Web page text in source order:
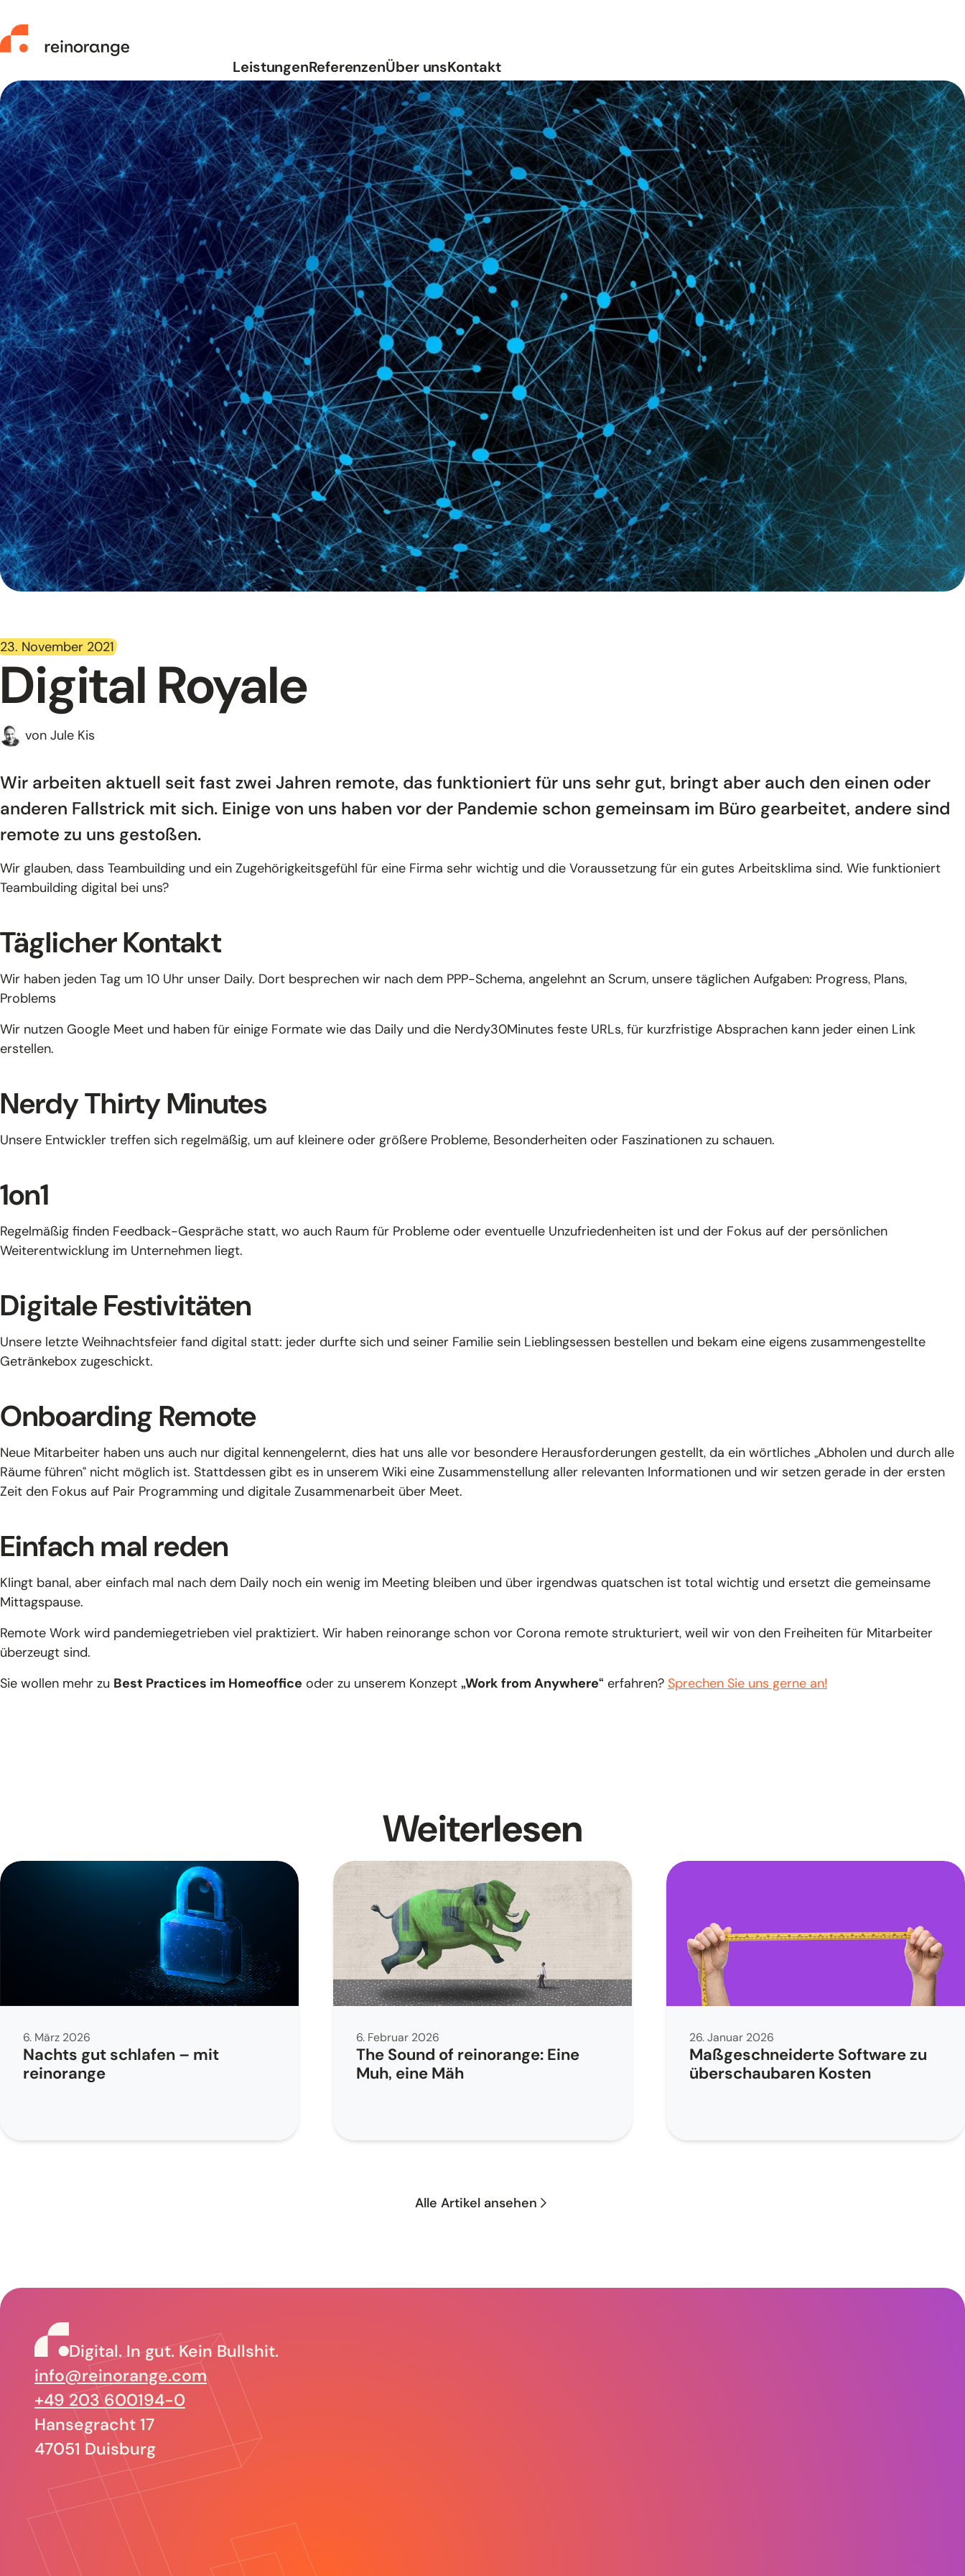
LeistungenReferenzenÜber unsKontakt
Leistungen
Referenzen
Über uns
Kontakt
23. November 2021
Digital Royale
von Jule Kis
Wir arbeiten aktuell seit fast zwei Jahren remote, das funktioniert für uns sehr gut, bringt aber auch den einen oder
anderen Fallstrick mit sich. Einige von uns haben vor der Pandemie schon gemeinsam im Büro gearbeitet, andere sind
remote zu uns gestoßen.
Wir glauben, dass Teambuilding und ein Zugehörigkeitsgefühl für eine Firma sehr wichtig und die Voraussetzung für ein gutes Arbeitsklima sind. Wie funktioniert
Teambuilding digital bei uns?
Täglicher Kontakt
Wir haben jeden Tag um 10 Uhr unser Daily. Dort besprechen wir nach dem PPP-Schema, angelehnt an Scrum, unsere täglichen Aufgaben: Progress, Plans,
Problems
Wir nutzen Google Meet und haben für einige Formate wie das Daily und die Nerdy30Minutes feste URLs, für kurzfristige Absprachen kann jeder einen Link
erstellen.
Nerdy Thirty Minutes
Unsere Entwickler treffen sich regelmäßig, um auf kleinere oder größere Probleme, Besonderheiten oder Faszinationen zu schauen.
1on1
Regelmäßig finden Feedback-Gespräche statt, wo auch Raum für Probleme oder eventuelle Unzufriedenheiten ist und der Fokus auf der persönlichen
Weiterentwicklung im Unternehmen liegt.
Digitale Festivitäten
Unsere letzte Weihnachtsfeier fand digital statt: jeder durfte sich und seiner Familie sein Lieblingsessen bestellen und bekam eine eigens zusammengestellte
Getränkebox zugeschickt.
Onboarding Remote
Neue Mitarbeiter haben uns auch nur digital kennengelernt, dies hat uns alle vor besondere Herausforderungen gestellt, da ein wörtliches „Abholen und durch alle
Räume führen“ nicht möglich ist. Stattdessen gibt es in unserem Wiki eine Zusammenstellung aller relevanten Informationen und wir setzen gerade in der ersten
Zeit den Fokus auf Pair Programming und digitale Zusammenarbeit über Meet.
Einfach mal reden
Klingt banal, aber einfach mal nach dem Daily noch ein wenig im Meeting bleiben und über irgendwas quatschen ist total wichtig und ersetzt die gemeinsame
Mittagspause.
Remote Work wird pandemiegetrieben viel praktiziert. Wir haben reinorange schon vor Corona remote strukturiert, weil wir von den Freiheiten für Mitarbeiter
überzeugt sind.
Sie wollen mehr zu Best Practices im Homeoffice oder zu unserem Konzept „Work from Anywhere“ erfahren? Sprechen Sie uns gerne an!
Weiterlesen
6. März 2026
Nachts gut schlafen – mit
reinorange
6. Februar 2026
The Sound of reinorange: Eine
Muh, eine Mäh
26. Januar 2026
Maßgeschneiderte Software zu
überschaubaren Kosten
Alle Artikel ansehen
reinorange –
Digital. In gut. Kein Bullshit.
info@reinorange.com
+49 203 600194-0
Hansegracht 17
47051 Duisburg